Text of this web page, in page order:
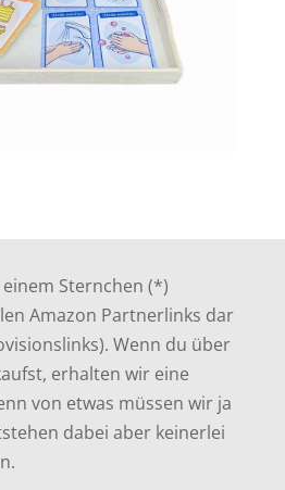
Sternchen (*)
Amazon Partnerlinks dar
Wenn du über
erhalten wir eine
von etwas müssen wir ja
dabei aber keinerlei